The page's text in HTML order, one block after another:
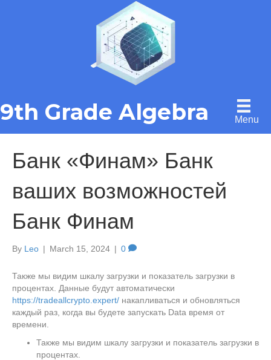
9th Grade Algebra Menu
Банк «Финам» Банк
ваших возможностей
Банк Финам
By Leo | March 15, 2024 | 0
Также мы видим шкалу загрузки и показатель загрузки в
процентах. Данные будут автоматически
https://tradeallcrypto.expert/ накапливаться и обновляться
каждый раз, когда вы будете запускать Data время от
времени.
Также мы видим шкалу загрузки и показатель загрузки в
процентах.